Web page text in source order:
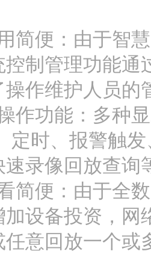
简便：由于智
控制管理功能通
操作维护人员的
作功能：多种
定时、报警触
速录像回放查询
简便：由于全
加设备投资，网
任意回放一个或